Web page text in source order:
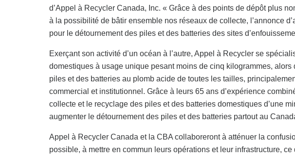
d’Appel à Recycler Canada, Inc. « Grâce à des points de dépôt plus
à la possibilité de bâtir ensemble nos réseaux de collecte, l’annonce
pour le détournement des piles et des batteries des sites
Exerçant son activité d’un océan à l’autre, Appel à Recycler se
domestiques à usage unique pesant moins de cinq kilogrammes,
piles et des batteries au plomb acide de toutes les tailles,
commercial et institutionnel. Grâce à leurs 65 ans d’expérience
collecte et le recyclage des piles et des batteries domestiques d’une
augmenter le détournement des piles et des batteries partout au
Appel à Recycler Canada et la CBA collaboreront à atténuer la
possible, à mettre en commun leurs opérations et leur infrastructure,